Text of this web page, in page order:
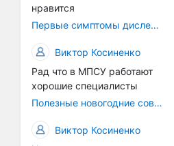
нравится
Первые симптомы дислексии
Виктор Косиненко
Рад что в МПСУ работают
хорошие специалисты
Полезные новогодние советы
Виктор Косиненко